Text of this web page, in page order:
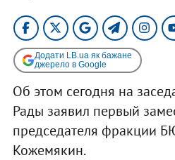
Додати LB.ua як бажане
джерело в Google
Об этом сегодня на
Рады заявил первый
председателя фракции
Кожемякин.